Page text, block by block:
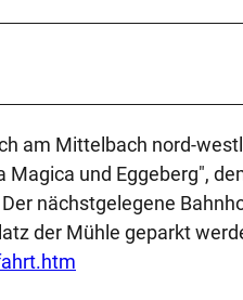
am Mittelbach nord-
Magica und Eggeberg",
nächstgelegene
der Mühle geparkt